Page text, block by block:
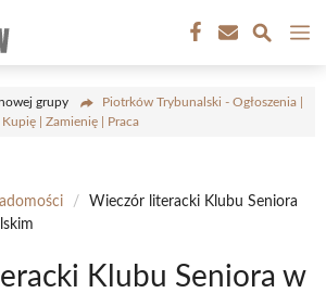
grupy
Piotrków Trybunalski - Ogłoszenia |
| Zamienię | Praca
/
Wieczór literacki Klubu Seniora
Klubu Seniora w